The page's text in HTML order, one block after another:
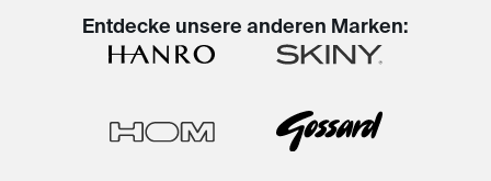
Entdecke unsere anderen Marken: